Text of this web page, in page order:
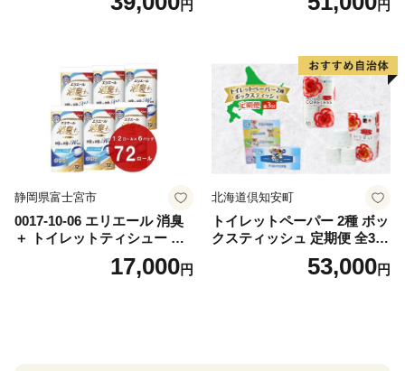
おもちゃ 拭き取り 手拭き 外
円
72ロール 全18種 花柄 プリン
ー 消耗品 備蓄 送料無料 北海
道 倶知安町 日用品
円
静岡県富士宮市
0017-10-06 エリエール 消臭
＋ トイレットティシュー し
っかり香るフレッシュクリア
の香り ダブル 12ロール×6パ
17,000円
北海道倶知安町
トイレットペーパー 2種 ボッ
クスティッシュ 定期便 全3
回 日本製 まとめ買い 防災
常備品 日用雑貨 消耗品 生活
53,000円